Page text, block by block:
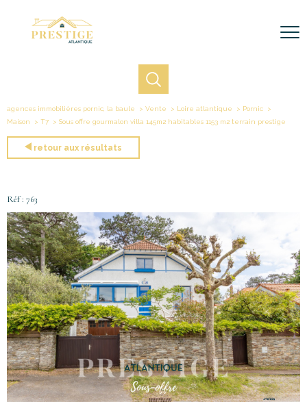
agences immobilières pornic, la baule Vente Loire atlantique
Pornic
Maison
T7 Sous offre gourmalon villa 145m2 habitables 1153 m2 terrain prestige
retour aux résultats
Réf : 763